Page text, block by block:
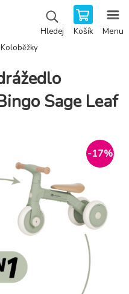
Hledej Košík Menu
Sage Leaf
-17%